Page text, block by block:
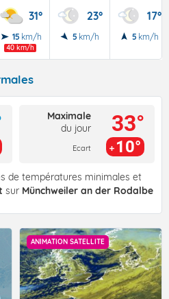
31°
15 km/h
40 km/h
23°
5 km/h
17°
5 km/h
Maximale
du jour
Ecart
33°
10°
de températures minimales et
sur Münchweiler an der Rodalbe
ANIMATION SATELLITE